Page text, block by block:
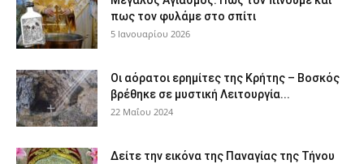
πως τον φυλάμε στο σπίτι
5 Ιανουαρίου 2026
Οι αόρατοι ερημίτες της Κρήτης – Βοσκός
βρέθηκε σε μυστική Λειτουργία...
22 Μαΐου 2024
Δείτε την εικόνα της Παναγίας της Τήνου